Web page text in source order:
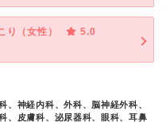
り（女性）
5.0
、神経内科、外科、脳神経外科、
、皮膚科、泌尿器科、眼科、耳鼻